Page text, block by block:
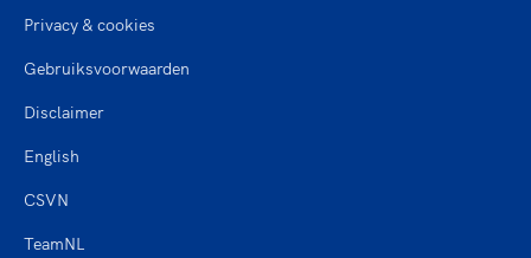
Privacy & cookies
Gebruiksvoorwaarden
Disclaimer
English
CSVN
TeamNL